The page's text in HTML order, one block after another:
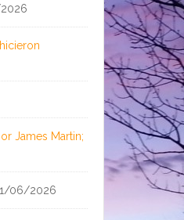
James Martin;
06/2026